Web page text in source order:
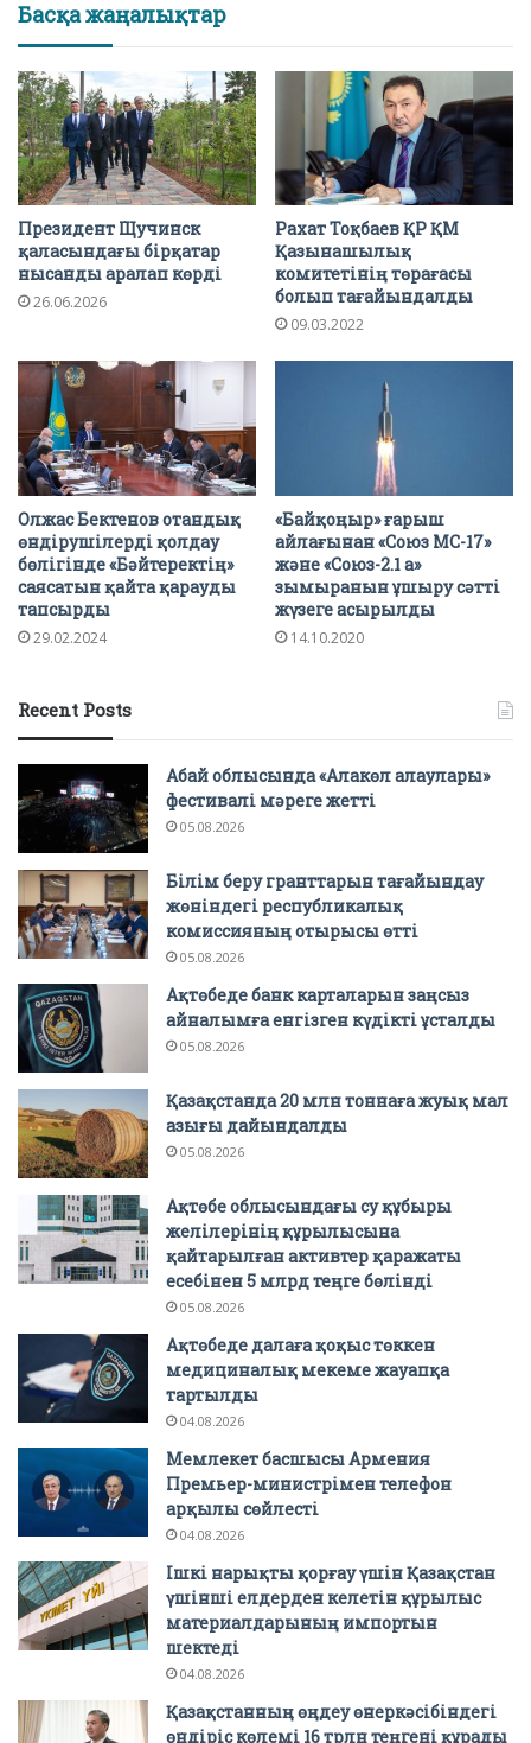
Басқа жаңалықтар
Президент Щучинск
қаласындағы бірқатар
нысанды аралап көрді
26.06.2026
Рахат Тоқбаев ҚР ҚМ
Қазынашылық
комитетінің төрағасы
болып тағайындалды
09.03.2022
Олжас Бектенов отандық
өндірушілерді қолдау
бөлігінде «Бәйтеректің»
саясатын қайта қарауды
тапсырды
29.02.2024
«Байқоңыр» ғарыш
айлағынан «Союз МС-17»
және «Союз-2.1 а»
зымыранын ұшыру сәтті
жүзеге асырылды
14.10.2020
Recent Posts
Абай облысында «Алакөл алаулары»
фестивалі мәреге жетті
05.08.2026
Білім беру гранттарын тағайындау
жөніндегі республикалық
комиссияның отырысы өтті
05.08.2026
Ақтөбеде банк карталарын заңсыз
айналымға енгізген күдікті ұсталды
05.08.2026
Қазақстанда 20 млн тоннаға жуық мал
азығы дайындалды
05.08.2026
Ақтөбе облысындағы су құбыры
желілерінің құрылысына
қайтарылған активтер қаражаты
есебінен 5 млрд теңге бөлінді
05.08.2026
Ақтөбеде далаға қоқыс төккен
медициналық мекеме жауапқа
тартылды
04.08.2026
Мемлекет басшысы Армения
Премьер-министрімен телефон
арқылы сөйлесті
04.08.2026
Ішкі нарықты қорғау үшін Қазақстан
үшінші елдерден келетін құрылыс
материалдарының импортын
шектеді
04.08.2026
Қазақстанның өңдеу өнеркәсібіндегі
өндіріс көлемі 16 трлн теңгені құрады